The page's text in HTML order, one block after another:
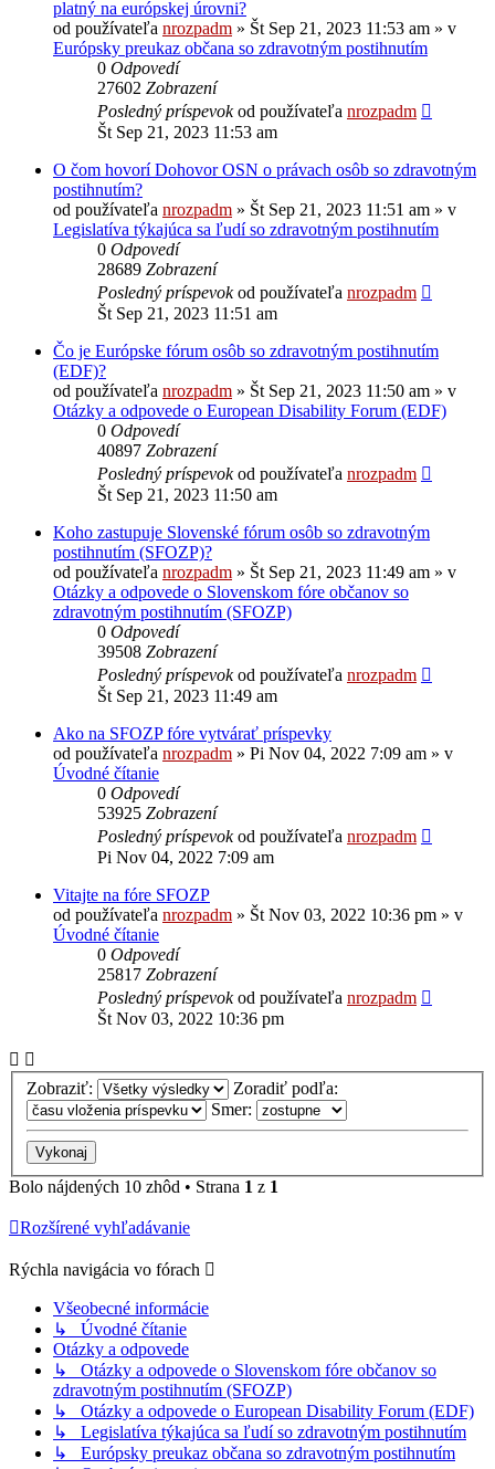
platný na európskej úrovni?
od používateľa nrozpadm » Št Sep 21, 2023 11:53 am » v
Európsky preukaz občana so zdravotným postihnutím
0 Odpovedí
27602 Zobrazení
Posledný príspevokod používateľa nrozpadm
Št Sep 21, 2023 11:53 am
O čom hovorí Dohovor OSN o právach osôb so zdravotným
postihnutím?
od používateľa nrozpadm » Št Sep 21, 2023 11:51 am » v
Legislatíva týkajúca sa ľudí so zdravotným postihnutím
0 Odpovedí
28689 Zobrazení
Posledný príspevokod používateľa nrozpadm
Št Sep 21, 2023 11:51 am
Čo je Európske fórum osôb so zdravotným postihnutím
(EDF)?
od používateľa nrozpadm » Št Sep 21, 2023 11:50 am » v
Otázky a odpovede o European Disability Forum (EDF)
0 Odpovedí
40897 Zobrazení
Posledný príspevokod používateľa nrozpadm
Št Sep 21, 2023 11:50 am
Koho zastupuje Slovenské fórum osôb so zdravotným
postihnutím (SFOZP)?
od používateľa nrozpadm » Št Sep 21, 2023 11:49 am » v
Otázky a odpovede o Slovenskom fóre občanov so
zdravotným postihnutím (SFOZP)
0 Odpovedí
39508 Zobrazení
Posledný príspevokod používateľa nrozpadm
Št Sep 21, 2023 11:49 am
Ako na SFOZP fóre vytvárať príspevky
od používateľa nrozpadm » Pi Nov 04, 2022 7:09 am » v
Úvodné čítanie
0 Odpovedí
53925 Zobrazení
Posledný príspevokod používateľa nrozpadm
Pi Nov 04, 2022 7:09 am
Vitajte na fóre SFOZP
od používateľa nrozpadm » Št Nov 03, 2022 10:36 pm » v
Úvodné čítanie
0 Odpovedí
25817 Zobrazení
Posledný príspevokod používateľa nrozpadm
Št Nov 03, 2022 10:36 pm
Zobraziť:
Zoradiť podľa:
Smer:
Bolo nájdených 10 zhôd • Strana 1 z 1
Rozšírené vyhľadávanie
Rýchla navigácia vo fórach
Všeobecné informácie
↳ Úvodné čítanie
Otázky a odpovede
↳ Otázky a odpovede o Slovenskom fóre občanov so
zdravotným postihnutím (SFOZP)
↳ Otázky a odpovede o European Disability Forum (EDF)
↳ Legislatíva týkajúca sa ľudí so zdravotným postihnutím
↳ Európsky preukaz občana so zdravotným postihnutím